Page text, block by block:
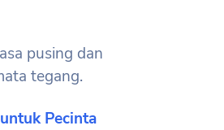
pusing dan
tegang.
Pecinta